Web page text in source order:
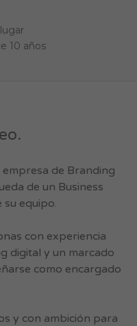
10 años
de Branding
de un Business
equipo.
con experiencia
digital y un marcado
como encargado
y con ambición para